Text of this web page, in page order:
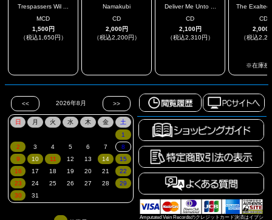
Trespassers Wil ...
MCD
1,500円
（税込1,650円）
Namakubi
CD
2,000円
（税込2,200円）
Deliver Me Unto ...
CD
2,100円
（税込2,310円）
The Exalted
CD
2,000
（税込
※在庫残
Amputated Vein Recordsのクレジットカード決済はイプシ